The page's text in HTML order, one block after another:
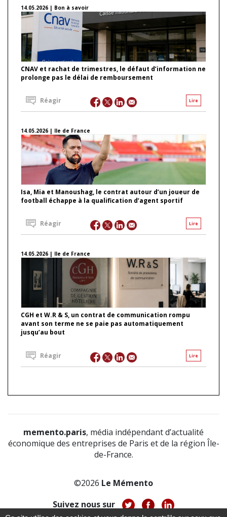
14.05.2026 | Bon à savoir
CNAV et rachat de trimestres, le défaut d’information ne
prolonge pas le délai de remboursement
Lire
Réagir
14.05.2026 | Ile de France
Isa, Mia et Manoushag, le contrat autour d’un joueur de
football échappe à la qualification d’agent sportif
Lire
Réagir
14.05.2026 | Ile de France
CGH et W.R & S, un contrat de communication rompu
avant son terme ne se paie pas automatiquement
jusqu’au bout
Lire
Réagir
memento.paris, média indépendant d’actualité
économique des entreprises de Paris et de la région Île-
de-France.
©2026 Le Mémento
Suivez nous sur